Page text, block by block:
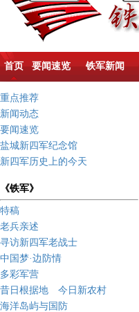
首页 要闻速览 铁军新闻
重点推荐
新闻动态
要闻速览
盐城新四军纪念馆
新四军历史上的今天
《铁军》
特稿
老兵亲述
寻访新四军老战士
中国梦·边防情
多彩军营
昔日根据地 今日新农村
海洋岛屿与国防